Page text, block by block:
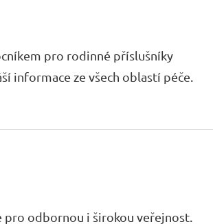
pro rodinné příslušníky
informace ze všech oblastí péče.
pro odbornou i širokou veřejnost.